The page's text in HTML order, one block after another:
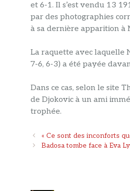
et 6-1. Il s’est vendu 13
par des photographies
à sa dernière apparition à
La raquette avec laquelle
7-6, 6-3) a été payée
Dans ce cas, selon le site
de Djokovic à un ami
trophée.
Navigation
des
« Ce sont des inconforts
Badosa tombe face à Eva